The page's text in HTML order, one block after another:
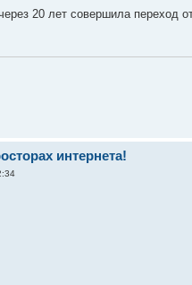
20 лет совершила переход
интернета!